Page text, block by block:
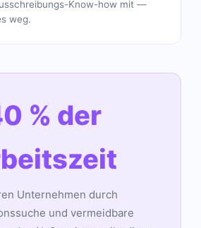
Know-how mit —
weg.
% der
Unternehmen durch
und vermeidbare